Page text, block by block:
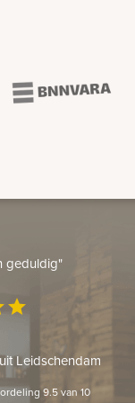
geduldig"
star
Leidschendam
9.5 van 10